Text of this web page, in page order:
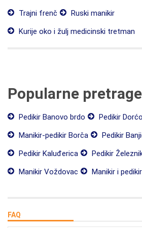
Trajni frenč
Ruski manikir
Kurije oko i žulj medicinski tretman
Popularne pretrage
Pedikir Banovo brdo Pedikir
Manikir-pedikir Borča
Pedikir
Pedikir Kaluđerica
Pedikir
Manikir Voždovac
Manikir i
FAQ